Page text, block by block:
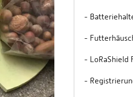
-
-
- LoRaShield
-